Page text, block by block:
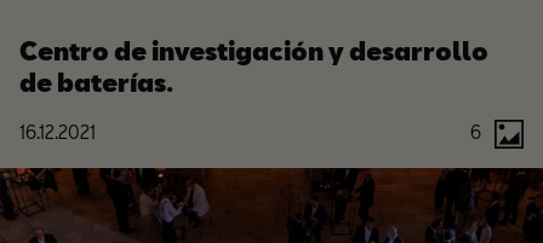
Centro de investigación y desarrollo
de baterías.
16.12.2021 6